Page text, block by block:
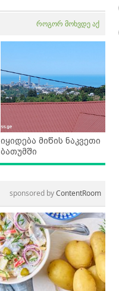
როგორ მოხვდე აქ
იყიდება მიწის ნაკვეთი
ბათუმში
sponsored byContentRoom